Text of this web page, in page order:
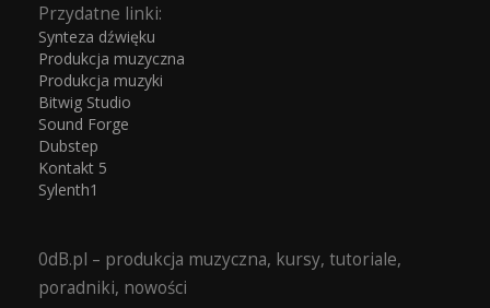
Przydatne linki:
Synteza dźwięku
Produkcja muzyczna
Produkcja muzyki
Bitwig Studio
Sound Forge
Dubstep
Kontakt 5
Sylenth1
0dB.pl – produkcja muzyczna, kursy, tutoriale,
poradniki, nowości